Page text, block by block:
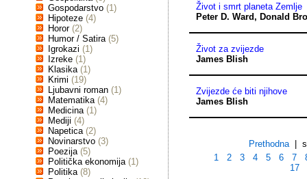
Gospodarstvo (1)
Hipoteze (4)
Horor (2)
Humor / Satira (5)
Igrokazi (1)
Izreke (1)
Klasika (1)
Krimi (19)
Ljubavni roman (1)
Matematika (4)
Medicina (1)
Mediji (4)
Napetica (2)
Novinarstvo (3)
Poezija (5)
Politička ekonomija (1)
Politika (8)
Život i smrt planeta Zemlje
Peter D. Ward, Donald
Život za zvijezde
James Blish
Zvijezde će biti njihove
James Blish
Prethodna|
1
2 3 4 5 6 7
17